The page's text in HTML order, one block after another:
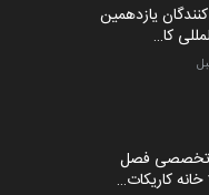
یازدهمین
کا…
تخصصی فصل